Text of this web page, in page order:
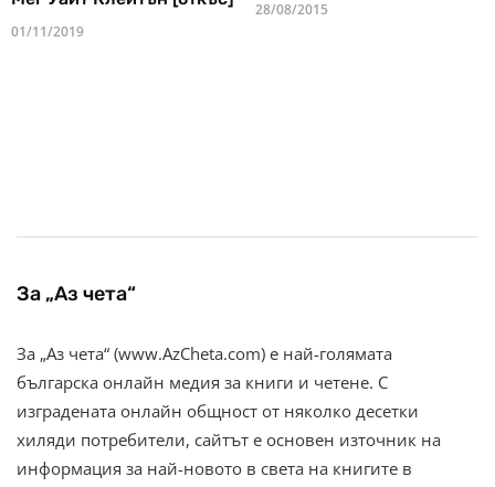
01/11/2019
28/08/2015
За „Аз чета“
За „Аз чета“ (www.AzCheta.com) е най-голямата
българска онлайн медия за книги и четене. С
изградената онлайн общност от няколко десетки
хиляди потребители, сайтът е основен източник на
информация за най-новото в света на книгите в